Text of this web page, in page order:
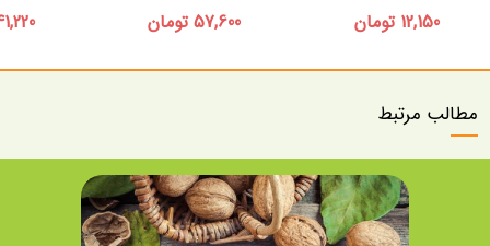
12,150 تومان 57,600 تومان 41,220
مطالب مرتبط